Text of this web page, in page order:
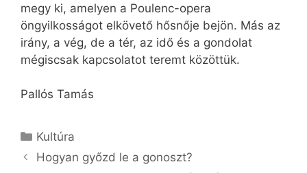
megy ki, amelyen a Poulenc-opera
öngyilkosságot elkövető hősnője bejön. Más az
irány, a vég, de a tér, az idő és a gondolat
mégiscsak kapcsolatot teremt közöttük.
Pallós Tamás
Kategória
Kultúra
Hogyan győzd le a gonoszt?